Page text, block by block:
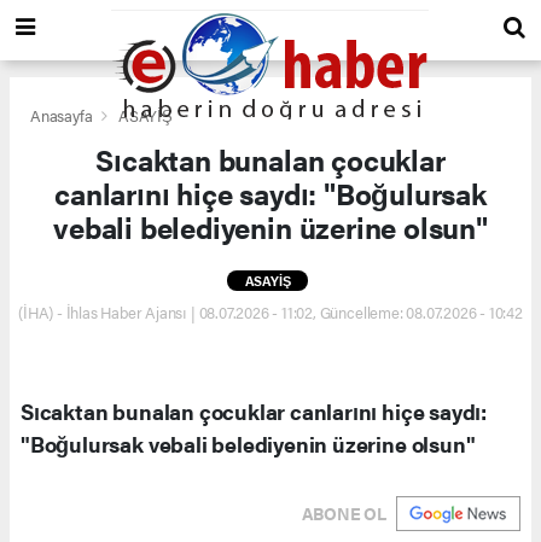
Anasayfa ASAYİŞ
Sıcaktan bunalan çocuklar
canlarını hiçe saydı: "Boğulursak
vebali belediyenin üzerine olsun"
ASAYİŞ
(İHA) - İhlas Haber Ajansı | 08.07.2026 - 11:02, Güncelleme: 08.07.2026 - 10:42
Sıcaktan bunalan çocuklar canlarını hiçe saydı:
"Boğulursak vebali belediyenin üzerine olsun"
ABONE OL